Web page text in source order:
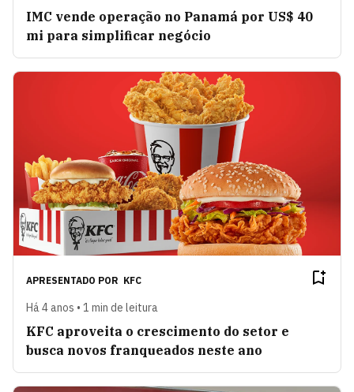
IMC vende operação no Panamá por US$ 40
mi para simplificar negócio
APRESENTADO POR KFC
Há 4 anos • 1 min de leitura
KFC aproveita o crescimento do setor e
busca novos franqueados neste ano